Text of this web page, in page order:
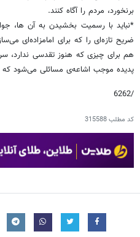
برنخورد، مردم را آگاه کنند.
*نباید با رسمیت بخشیدن به آن ها،
ضریح تازه‌ای را که برای امامزاده‌ای
هم برای چیزی که هنوز تقدسی ندارد،
پدیده موجب اشاعه‌ی مسائلی می‌شود که
/6262
کد مطلب315588